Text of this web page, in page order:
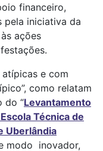
financeiro,
pela iniciativa da
ações
e com
como relatam
do “Levantamento
Técnica de
Uberlândia
modo inovador,